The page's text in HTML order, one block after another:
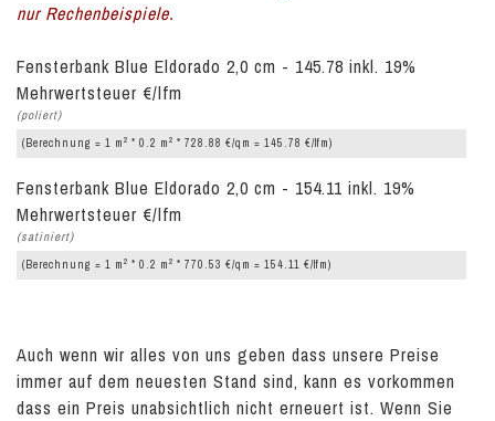
nur Rechenbeispiele.
Fensterbank Blue Eldorado 2,0 cm - 145.78 inkl. 19%
Mehrwertsteuer €/lfm
(poliert)
(Berechnung = 1 m 2 * 0.2 m 2 * 728.88 €/qm = 145.78 €/lfm)
Fensterbank Blue Eldorado 2,0 cm - 154.11 inkl. 19%
Mehrwertsteuer €/lfm
(satiniert)
(Berechnung = 1 m 2 * 0.2 m 2 * 770.53 €/qm = 154.11 €/lfm)
Auch wenn wir alles von uns geben dass unsere Preise
immer auf dem neuesten Stand sind, kann es vorkommen
dass ein Preis unabsichtlich nicht erneuert ist. Wenn Sie